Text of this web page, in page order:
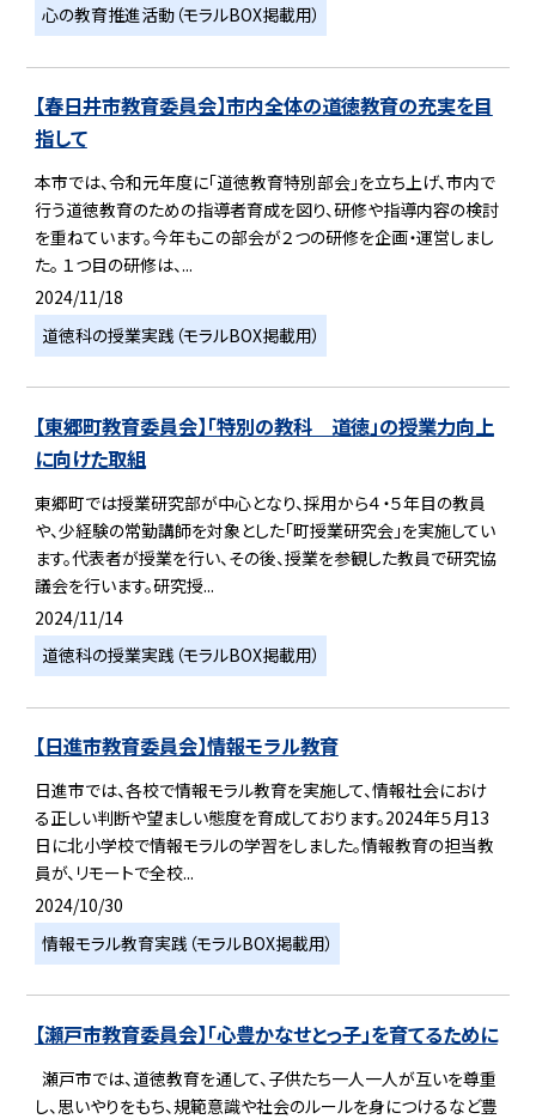
心の教育推進活動（モラルBOX掲載用）
【春日井市教育委員会】市内全体の道徳教育の充実を目
指して
本市では、令和元年度に「道徳教育特別部会」を立ち上げ、市内で
行う道徳教育のための指導者育成を図り、研修や指導内容の検討
を重ねています。今年もこの部会が２つの研修を企画・運営しまし
た。 １つ目の研修は、...
2024/11/18
道徳科の授業実践（モラルBOX掲載用）
【東郷町教育委員会】「特別の教科 道徳」の授業力向上
に向けた取組
東郷町では授業研究部が中心となり、採用から４・５年目の教員
や、少経験の常勤講師を対象とした「町授業研究会」を実施してい
ます。代表者が授業を行い、その後、授業を参観した教員で研究協
議会を行います。研究授...
2024/11/14
道徳科の授業実践（モラルBOX掲載用）
【日進市教育委員会】情報モラル教育
日進市では、各校で情報モラル教育を実施して、情報社会におけ
る正しい判断や望ましい態度を育成しております。2024年５月13
日に北小学校で情報モラルの学習をしました。情報教育の担当教
員が、リモートで全校...
2024/10/30
情報モラル教育実践（モラルBOX掲載用）
【瀬戸市教育委員会】「心豊かなせとっ子」を育てるために
瀬戸市では、道徳教育を通して、子供たち一人一人が互いを尊重
し、思いやりをもち、規範意識や社会のルールを身につけるなど豊